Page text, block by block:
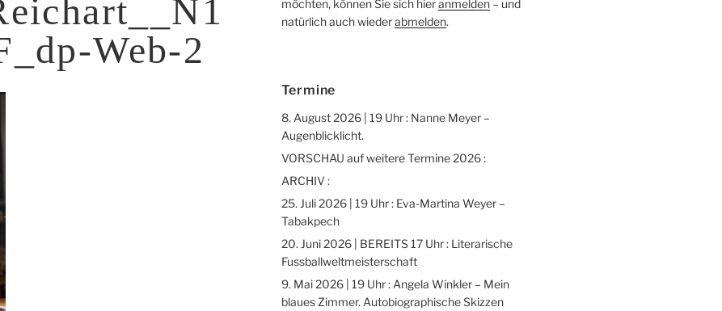
Web-2
möchten, können Sie sich hieranmelden– und
natürlich auch wiederabmelden.
Termine
8. August 2026 | 19 Uhr : Nanne Meyer –
Augenblicklicht.
VORSCHAU auf weitere Termine 2026 :
ARCHIV :
25. Juli 2026 | 19 Uhr : Eva-Martina Weyer –
Tabakpech
20. Juni 2026 | BEREITS 17 Uhr : Literarische
Fussballweltmeisterschaft
9. Mai 2026 | 19 Uhr : Angela Winkler – Mein
blaues Zimmer. Autobiographische Skizzen